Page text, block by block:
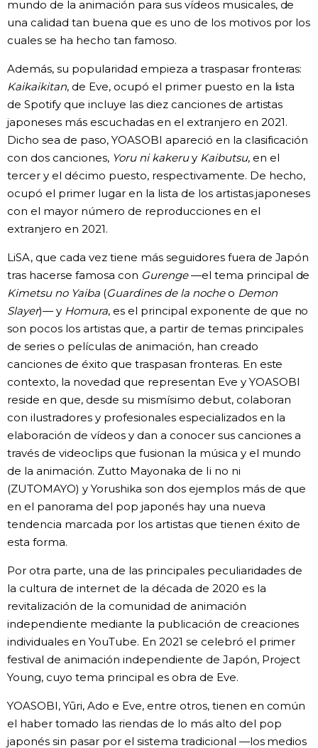
mundo de la animación para sus vídeos musicales, de
una calidad tan buena que es uno de los motivos por los
cuales se ha hecho tan famoso.
Además, su popularidad empieza a traspasar fronteras:
Kaikaikitan, de Eve, ocupó el primer puesto en la lista
de Spotify que incluye las diez canciones de artistas
japoneses más escuchadas en el extranjero en 2021.
Dicho sea de paso, YOASOBI apareció en la clasificación
con dos canciones, Yoru ni kakeruy Kaibutsu, en el
tercer y el décimo puesto, respectivamente. De hecho,
ocupó el primer lugar en la lista de los artistas japoneses
con el mayor número de reproducciones en el
extranjero en 2021.
LiSA, que cada vez tiene más seguidores fuera de Japón
tras hacerse famosa con Gurenge—el tema principal de
Kimetsu no Yaiba(Guardines de la nocheo Demon
Slayer)— y Homura, es el principal exponente de que no
son pocos los artistas que, a partir de temas principales
de series o películas de animación, han creado
canciones de éxito que traspasan fronteras. En este
contexto, la novedad que representan Eve y YOASOBI
reside en que, desde su mismísimo debut, colaboran
con ilustradores y profesionales especializados en la
elaboración de vídeos y dan a conocer sus canciones a
través de videoclips que fusionan la música y el mundo
de la animación. Zutto Mayonaka de Ii no ni
(ZUTOMAYO) y Yorushika son dos ejemplos más de que
en el panorama del pop japonés hay una nueva
tendencia marcada por los artistas que tienen éxito de
esta forma.
Por otra parte, una de las principales peculiaridades de
la cultura de internet de la década de 2020 es la
revitalización de la comunidad de animación
independiente mediante la publicación de creaciones
individuales en YouTube. En 2021 se celebró el primer
festival de animación independiente de Japón, Project
Young, cuyo tema principal es obra de Eve.
YOASOBI, Yūri, Ado e Eve, entre otros, tienen en común
el haber tomado las riendas de lo más alto del pop
japonés sin pasar por el sistema tradicional —los medios